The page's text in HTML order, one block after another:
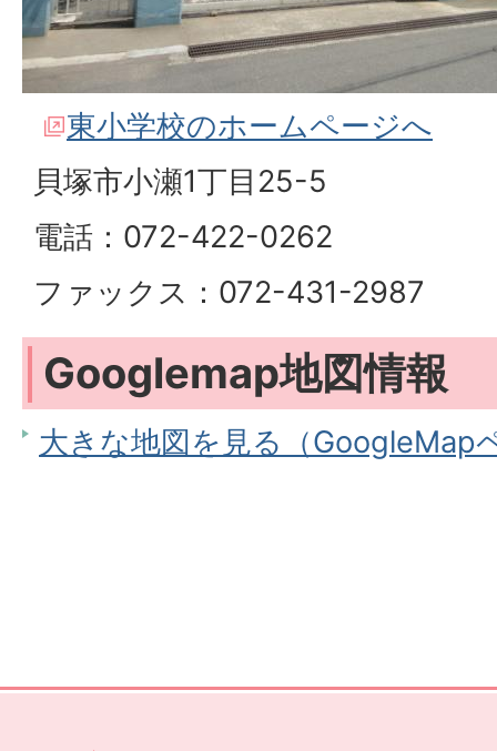
東小学校のホームページへ
貝塚市小瀬1丁目25-5
電話：072-422-0262
ファックス：072-431-2987
Googlemap地図情報
大きな地図を見る（GoogleMap